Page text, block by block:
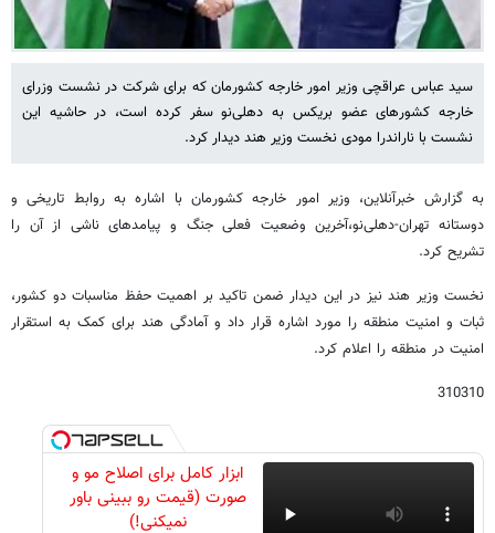
سید عباس عراقچی وزیر امور خارجه کشورمان که برای شرکت در نشست وزرای
خارجه کشورهای عضو بریکس به دهلی‌نو سفر کرده است، در حاشیه این
نشست با ناراندرا مودی نخست وزیر هند دیدار کرد.
به گزارش خبرآنلاین، وزیر امور خارجه کشورمان با اشاره به روابط تاریخی و
دوستانه تهران-دهلی‌نو،آخرین وضعیت فعلی جنگ و پیامدهای ناشی از آن را
تشریح کرد.
نخست وزیر هند نیز در این دیدار ضمن تاکید بر اهمیت حفظ مناسبات دو کشور،
ثبات و امنیت منطقه را مورد اشاره قرار داد و آمادگی هند برای کمک به استقرار
امنیت در منطقه را اعلام کرد.
310310
ابزار کامل برای اصلاح مو و
صورت (قیمت رو ببینی باور
نمیکنی!)